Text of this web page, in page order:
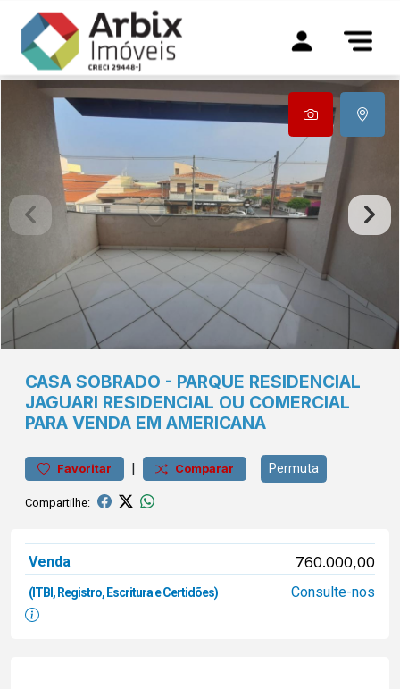
CASA SOBRADO - PARQUE RESIDENCIAL
JAGUARI RESIDENCIAL OU COMERCIAL
PARA VENDA EM AMERICANA
Favoritar | Comparar Permuta
Compartilhe:
Venda 760.000,00
(ITBI, Registro, Escritura e Certidões) Consulte-nos